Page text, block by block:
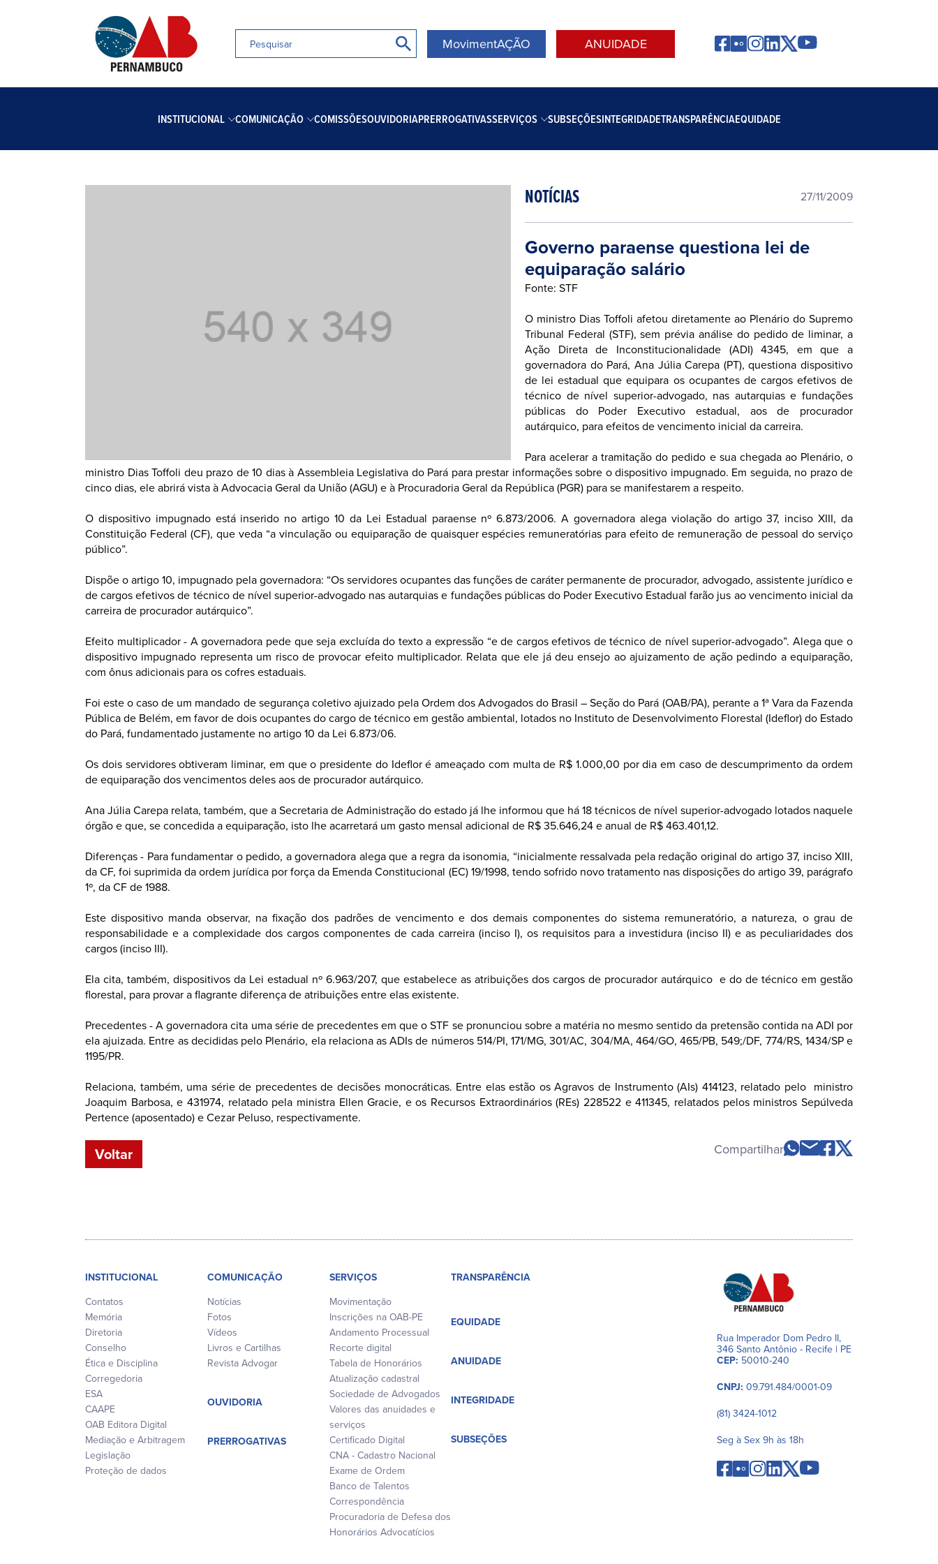
MovimentAÇÃO ANUIDADE
INSTITUCIONAL COMUNICAÇÃO COMISSÕESOUVIDORIAPRERROGATIVASSERVIÇOS SUBSEÇÕESINTEGRIDADETRANSPARÊNCIAEQUIDADE
NOTÍCIAS 27/11/2009
Governo paraense questiona lei de
equiparação salário
Fonte: STF
O ministro Dias Toffoli afetou diretamente ao Plenário do Supremo
Tribunal Federal (STF), sem prévia análise do pedido de liminar, a
Ação Direta de Inconstitucionalidade (ADI) 4345, em que a
governadora do Pará, Ana Júlia Carepa (PT), questiona dispositivo
de lei estadual que equipara os ocupantes de cargos efetivos de
técnico de nível superior-advogado, nas autarquias e fundações
públicas do Poder Executivo estadual, aos de procurador
autárquico, para efeitos de vencimento inicial da carreira.
Para acelerar a tramitação do pedido e sua chegada ao Plenário, o
ministro Dias Toffoli deu prazo de 10 dias à Assembleia Legislativa do Pará para prestar informações sobre o dispositivo impugnado. Em seguida, no prazo de
cinco dias, ele abrirá vista à Advocacia Geral da União (AGU) e à Procuradoria Geral da República (PGR) para se manifestarem a respeito.
O dispositivo impugnado está inserido no artigo 10 da Lei Estadual paraense nº 6.873/2006. A governadora alega violação do artigo 37, inciso XIII, da
Constituição Federal (CF), que veda “a vinculação ou equiparação de quaisquer espécies remuneratórias para efeito de remuneração de pessoal do serviço
público”.
Dispõe o artigo 10, impugnado pela governadora: “Os servidores ocupantes das funções de caráter permanente de procurador, advogado, assistente jurídico e
de cargos efetivos de técnico de nível superior-advogado nas autarquias e fundações públicas do Poder Executivo Estadual farão jus ao vencimento inicial da
carreira de procurador autárquico”.
Efeito multiplicador - A governadora pede que seja excluída do texto a expressão “e de cargos efetivos de técnico de nível superior-advogado”. Alega que o
dispositivo impugnado representa um risco de provocar efeito multiplicador. Relata que ele já deu ensejo ao ajuizamento de ação pedindo a equiparação,
com ônus adicionais para os cofres estaduais.
Foi este o caso de um mandado de segurança coletivo ajuizado pela Ordem dos Advogados do Brasil – Seção do Pará (OAB/PA), perante a 1ª Vara da Fazenda
Pública de Belém, em favor de dois ocupantes do cargo de técnico em gestão ambiental, lotados no Instituto de Desenvolvimento Florestal (Ideflor) do Estado
do Pará, fundamentado justamente no artigo 10 da Lei 6.873/06.
Os dois servidores obtiveram liminar, em que o presidente do Ideflor é ameaçado com multa de R$ 1.000,00 por dia em caso de descumprimento da ordem
de equiparação dos vencimentos deles aos de procurador autárquico.
Ana Júlia Carepa relata, também, que a Secretaria de Administração do estado já lhe informou que há 18 técnicos de nível superior-advogado lotados naquele
órgão e que, se concedida a equiparação, isto lhe acarretará um gasto mensal adicional de R$ 35.646,24 e anual de R$ 463.401,12.
Diferenças - Para fundamentar o pedido, a governadora alega que a regra da isonomia, “inicialmente ressalvada pela redação original do artigo 37, inciso XIII,
da CF, foi suprimida da ordem jurídica por força da Emenda Constitucional (EC) 19/1998, tendo sofrido novo tratamento nas disposições do artigo 39, parágrafo
1º, da CF de 1988.
Este dispositivo manda observar, na fixação dos padrões de vencimento e dos demais componentes do sistema remuneratório, a natureza, o grau de
responsabilidade e a complexidade dos cargos componentes de cada carreira (inciso I), os requisitos para a investidura (inciso II) e as peculiaridades dos
cargos (inciso III).
Ela cita, também, dispositivos da Lei estadual nº 6.963/207, que estabelece as atribuições dos cargos de procurador autárquico e do de técnico em gestão
florestal, para provar a flagrante diferença de atribuições entre elas existente.
Precedentes - A governadora cita uma série de precedentes em que o STF se pronunciou sobre a matéria no mesmo sentido da pretensão contida na ADI por
ela ajuizada. Entre as decididas pelo Plenário, ela relaciona as ADIs de números 514/PI, 171/MG, 301/AC, 304/MA, 464/GO, 465/PB, 549;/DF, 774/RS, 1434/SP e
1195/PR.
Relaciona, também, uma série de precedentes de decisões monocráticas. Entre elas estão os Agravos de Instrumento (AIs) 414123, relatado pelo ministro
Joaquim Barbosa, e 431974, relatado pela ministra Ellen Gracie, e os Recursos Extraordinários (REs) 228522 e 411345, relatados pelos ministros Sepúlveda
Pertence (aposentado) e Cezar Peluso, respectivamente.
Voltar Compartilhar
INSTITUCIONAL
Contatos
Memória
Diretoria
Conselho
Ética e Disciplina
Corregedoria
ESA
CAAPE
OAB Editora Digital
Mediação e Arbitragem
Legislação
Proteção de dados
COMUNICAÇÃO
Notícias
Fotos
Vídeos
Livros e Cartilhas
Revista Advogar
OUVIDORIA
PRERROGATIVAS
SERVIÇOS
Movimentação
Inscrições na OAB-PE
Andamento Processual
Recorte digital
Tabela de Honorários
Atualização cadastral
Sociedade de Advogados
Valores das anuidades e
serviços
Certificado Digital
CNA - Cadastro Nacional
Exame de Ordem
Banco de Talentos
Correspondência
Procuradoria de Defesa dos
Honorários Advocatícios
TRANSPARÊNCIA
EQUIDADE
ANUIDADE
INTEGRIDADE
SUBSEÇÕES
Rua Imperador Dom Pedro II,
346 Santo Antônio - Recife | PE
CEP: 50010-240
CNPJ: 09.791.484/0001-09
(81) 3424-1012
Seg à Sex 9h às 18h